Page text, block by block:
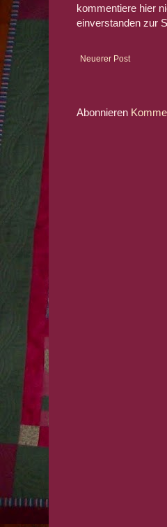
kommentiere hier
einverstanden zur
Neuerer Post
Abonnieren